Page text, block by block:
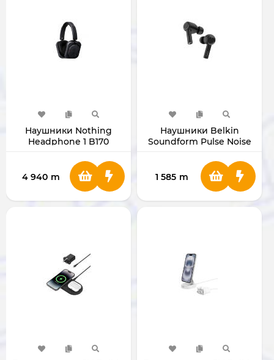
Наушники Nothing
Headphone 1 B170
4 940 m
Наушники Belkin
Soundform Pulse Noise
1 585 m